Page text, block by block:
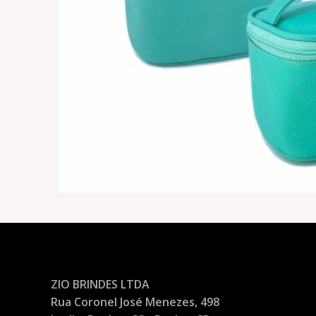
ZIO BRINDES LTDA
Rua Coronel José Menezes, 498